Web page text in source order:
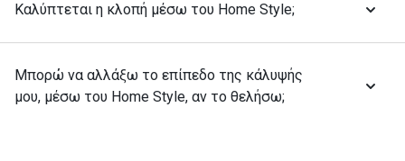
Καλύπτεται η κλοπή μέσω του Home Style;
Μπορώ να αλλάξω το επίπεδο της κάλυψής
μου, μέσω του Home Style, αν το θελήσω;